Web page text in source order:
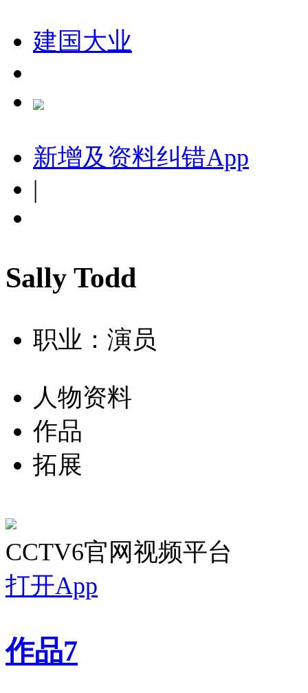
建国大业
新增及资料纠错App
|
Sally Todd
职业：演员
人物资料
作品
拓展
CCTV6官网视频平台
打开App
作品7